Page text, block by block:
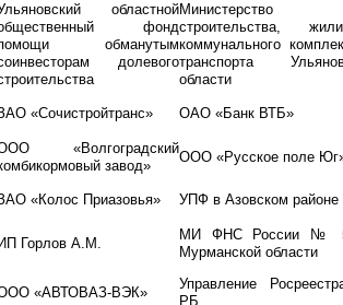
областной
фонд
обманутым
долевого
Министерство
строительства,
коммунального
транспорта
области
«Сочистройтранс» ОАО «Банк ВТБ»
«Волгоградский
завод»
ООО «Русское поле
«Колос Приазовья» УПФ в Азовском районе
ИП Горлов А.М.
МИ ФНС России №
Мурманской области
«АВТОВАЗ-ВЭК»
Управление
РБ